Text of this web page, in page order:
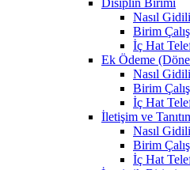
Nasıl
Birim
İç Hat
Ek Ödeme
Nasıl
Birim
İç Hat
İletişim ve
Nasıl
Birim
İç Hat